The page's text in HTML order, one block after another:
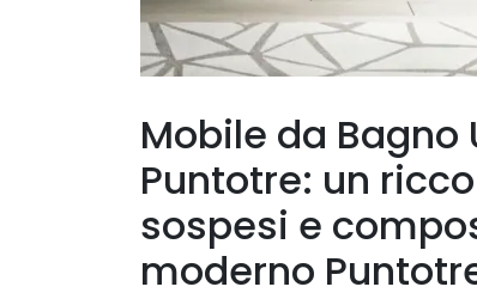
Mobile da Bagno
Puntotre: un
sospesi e
moderno